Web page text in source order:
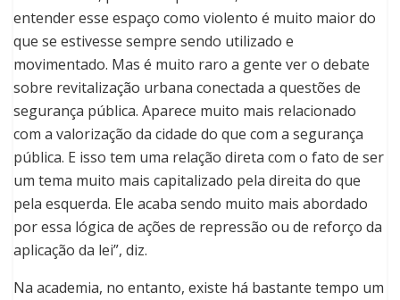
entender esse espaço como violento é muito maior do
que se estivesse sempre sendo utilizado e
movimentado. Mas é muito raro a gente ver o debate
sobre revitalização urbana conectada a questões de
segurança pública. Aparece muito mais relacionado
com a valorização da cidade do que com a segurança
pública. E isso tem uma relação direta com o fato de ser
um tema muito mais capitalizado pela direita do que
pela esquerda. Ele acaba sendo muito mais abordado
por essa lógica de ações de repressão ou de reforço da
aplicação da lei”, diz.
Na academia, no entanto, existe há bastante tempo um